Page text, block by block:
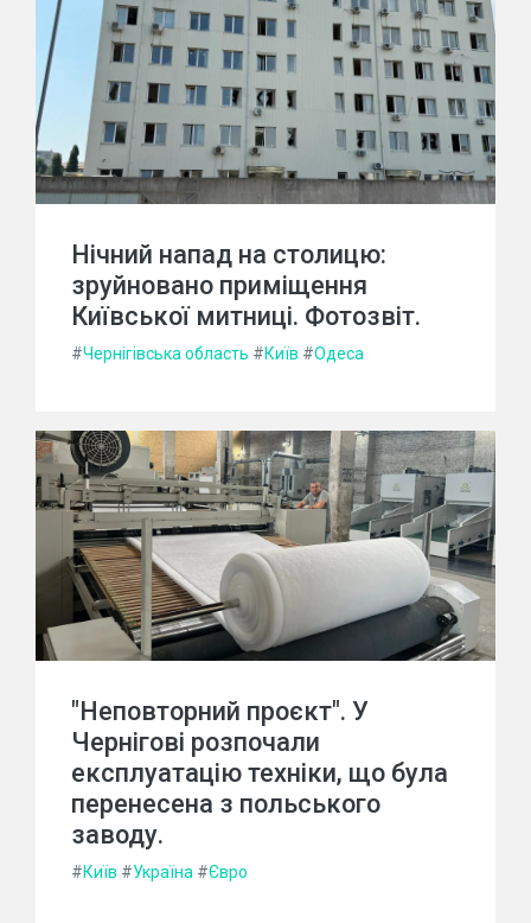
Нічний напад на столицю:
зруйновано приміщення
Київської митниці. Фотозвіт.
#Чернігівська область #Київ #Одеса
"Неповторний проєкт". У
Чернігові розпочали
експлуатацію техніки, що була
перенесена з польського
заводу.
#Київ #Україна #Євро